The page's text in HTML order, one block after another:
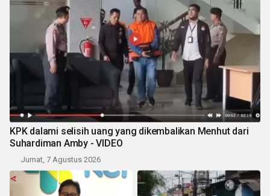
KPK dalami selisih uang yang dikembalikan Menhut dari
Suhardiman Amby - VIDEO
Jumat, 7 Agustus 2026